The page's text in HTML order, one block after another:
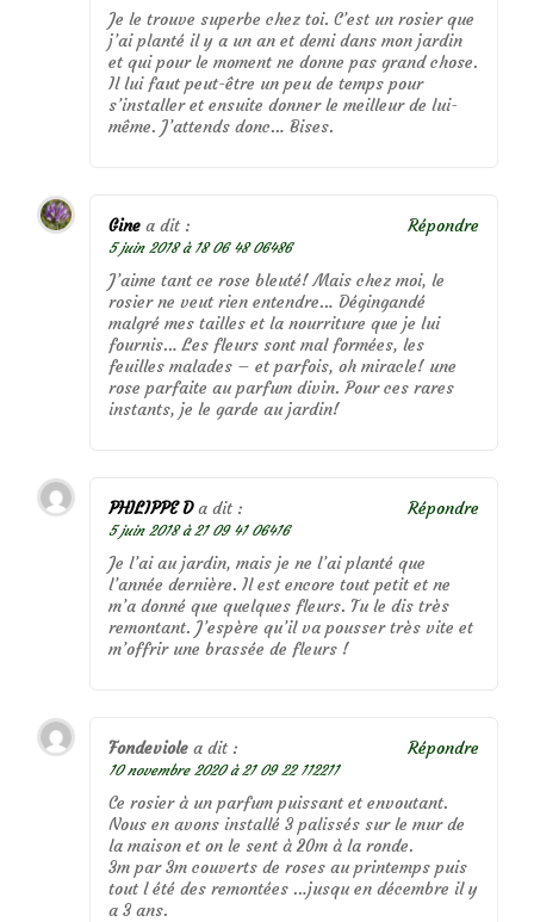
Je le trouve superbe chez toi. C’est un rosier que
j’ai planté il y a un an et demi dans mon jardin
et qui pour le moment ne donne pas grand chose.
Il lui faut peut-être un peu de temps pour
s’installer et ensuite donner le meilleur de lui-
même. J’attends donc… Bises.
Gine a dit :
5 juin 2018 à 18 06 48 06486
J’aime tant ce rose bleuté! Mais chez moi, le
rosier ne veut rien entendre… Dégingandé
malgré mes tailles et la nourriture que je lui
fournis… Les fleurs sont mal formées, les
feuilles malades – et parfois, oh miracle! une
rose parfaite au parfum divin. Pour ces rares
instants, je le garde au jardin!
Répondre
PHILIPPE D a dit :
5 juin 2018 à 21 09 41 06416
Je l’ai au jardin, mais je ne l’ai planté que
l’année dernière. Il est encore tout petit et ne
m’a donné que quelques fleurs. Tu le dis très
remontant. J’espère qu’il va pousser très vite et
m’offrir une brassée de fleurs !
Répondre
Fondeviole a dit :
10 novembre 2020 à 21 09 22 112211
Ce rosier à un parfum puissant et envoutant.
Nous en avons installé 3 palissés sur le mur de
la maison et on le sent à 20m à la ronde.
3m par 3m couverts de roses au printemps puis
tout l été des remontées …jusqu en décembre il y
a 3 ans.
Répondre